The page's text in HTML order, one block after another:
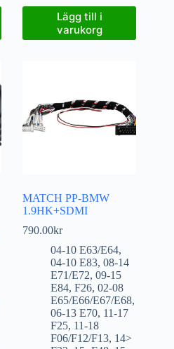
Lägg till i
varukorg
MATCH PP-BMW
1.9HK+SDMI
790.00kr
04-10 E63/E64,
04-10 E83,08-14
E71/E72,09-15
E84,F26,02-08
E65/E66/E67/E68,
06-13 E70, 11-17
F25, 11-18
F06/F12/F13, 14>